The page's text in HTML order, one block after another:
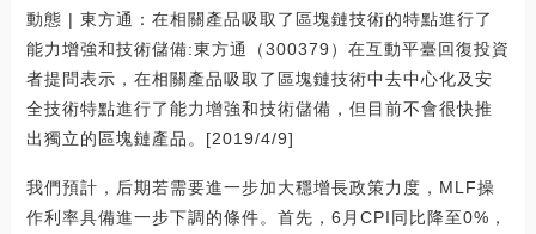
動態 | 東方通：在相關產品吸取了區塊鏈技術的特點進行了
能力增強和技術儲備:東方通（300379）在互動平臺回復投資
者提問表示，在相關產品吸取了區塊鏈技術中去中心化及安
全技術特點進行了能力增強和技術儲備，但目前不會很快推
出獨立的區塊鏈產品。[2019/4/9]
我們預計，后期若需要進一步加大穩增長政策力度，MLF操
作利率具備進一步下調的條件。首先，6月CPI同比降至0%，